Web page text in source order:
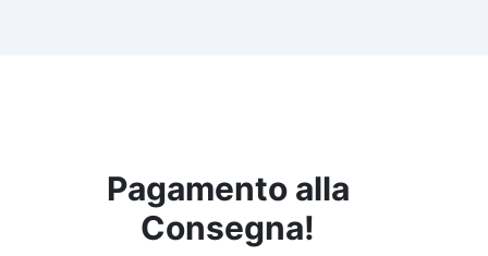
Pagamento alla
Consegna!